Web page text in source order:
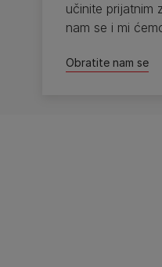
učinite prijatnim
nam se i mi
Obratite nam se